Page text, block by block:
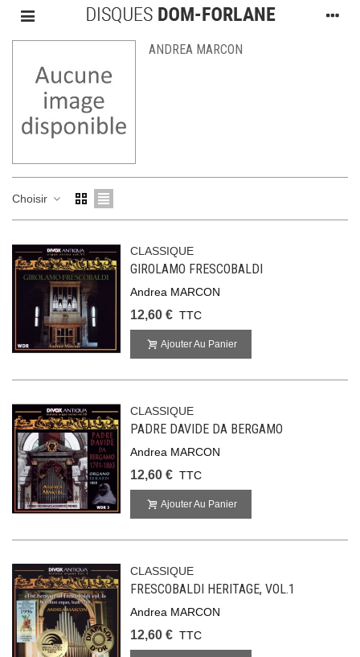
ANDREA MARCON
Choisir
CLASSIQUE
GIROLAMO FRESCOBALDI
Andrea MARCON
12,60 € TTC
Ajouter Au Panier
CLASSIQUE
PADRE DAVIDE DA BERGAMO
Andrea MARCON
12,60 € TTC
Ajouter Au Panier
CLASSIQUE
FRESCOBALDI HERITAGE, VOL.1
Andrea MARCON
12,60 € TTC